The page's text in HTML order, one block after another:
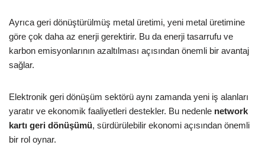
Ayrıca geri dönüştürülmüş metal üretimi, yeni metal üretimine
göre çok daha az enerji gerektirir. Bu da enerji tasarrufu ve
karbon emisyonlarının azaltılması açısından önemli bir avantaj
sağlar.
Elektronik geri dönüşüm sektörü aynı zamanda yeni iş alanları
yaratır ve ekonomik faaliyetleri destekler. Bu nedenle network
kartı geri dönüşümü, sürdürülebilir ekonomi açısından önemli
bir rol oynar.